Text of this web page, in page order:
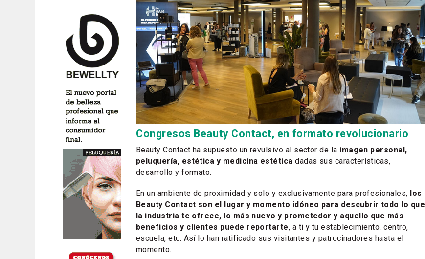
Congresos Beauty Contact, en formato revolucionario
Beauty Contact ha supuesto un revulsivo al sector de la imagen personal,
peluquería, estética y medicina estética dadas sus características,
desarrollo y formato.
En un ambiente de proximidad y solo y exclusivamente para profesionales, los
Beauty Contact son el lugar y momento idóneo para descubrir todo lo que
la industria te ofrece, lo más nuevo y prometedor y aquello que más
beneficios y clientes puede reportarte, a ti y tu establecimiento, centro,
escuela, etc. Así lo han ratificado sus visitantes y patrocinadores hasta el
momento.